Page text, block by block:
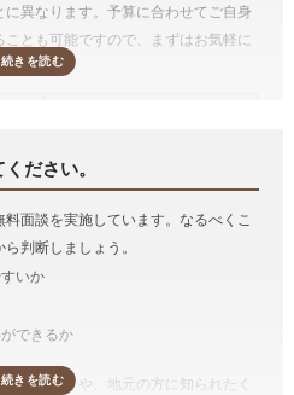
遺言及び秘密証書遺言の3つの方式
には、必要書類を収集したり、証人
者が公証役場に行くのも1回だけで
に相続が発生し、その遺言の内容を
言の執行も行政書士がおこなうこと
おり、遺産分割協議の結果を書面に
異なります。予算に合わせてご自身
とも可能ですので、まずはお気軽に
11,000円
11,000円
33,000円
)
ださい。
面談を実施しています。なるべくこ
判断しましょう。
いか
できるか
先の近くや、地元の方に知られたく